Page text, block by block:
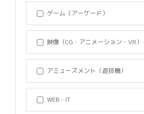
ゲーム（アーケード）
映像（CG・アニメーション・VR）
アミューズメント（遊技機）
WEB・IT